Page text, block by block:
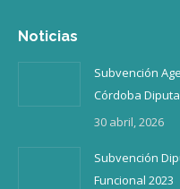
Noticias
Subvención
Córdoba
30 abril, 2026
Subvención
Funcional 2023